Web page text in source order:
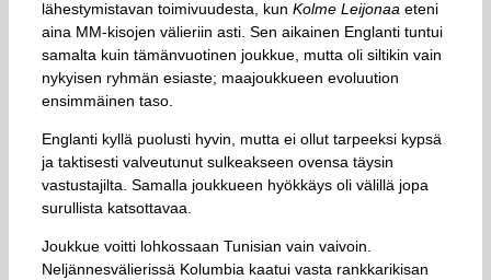
lähestymistavan toimivuudesta, kun Kolme Leijonaa eteni
aina MM-kisojen välieriin asti. Sen aikainen Englanti tuntui
samalta kuin tämänvuotinen joukkue, mutta oli siltikin vain
nykyisen ryhmän esiaste; maajoukkueen evoluution
ensimmäinen taso.
Englanti kyllä puolusti hyvin, mutta ei ollut tarpeeksi kypsä
ja taktisesti valveutunut sulkeakseen ovensa täysin
vastustajilta. Samalla joukkueen hyökkäys oli välillä jopa
surullista katsottavaa.
Joukkue voitti lohkossaan Tunisian vain vaivoin.
Neljännesvälierissä Kolumbia kaatui vasta rankkarikisan